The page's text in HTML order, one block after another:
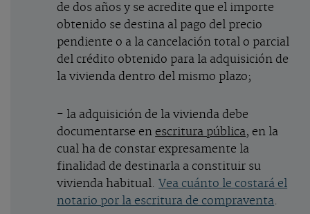
de dos años y se acredite que el importe
obtenido se destina al pago del precio
pendiente o a la cancelación total o parcial
del crédito obtenido para la adquisición de
la vivienda dentro del mismo plazo;
- la adquisición de la vivienda debe
documentarse en escritura pública, en la
cual ha de constar expresamente la
finalidad de destinarla a constituir su
vivienda habitual.Vea cuánto le costará el
notario por la escritura de compraventa.